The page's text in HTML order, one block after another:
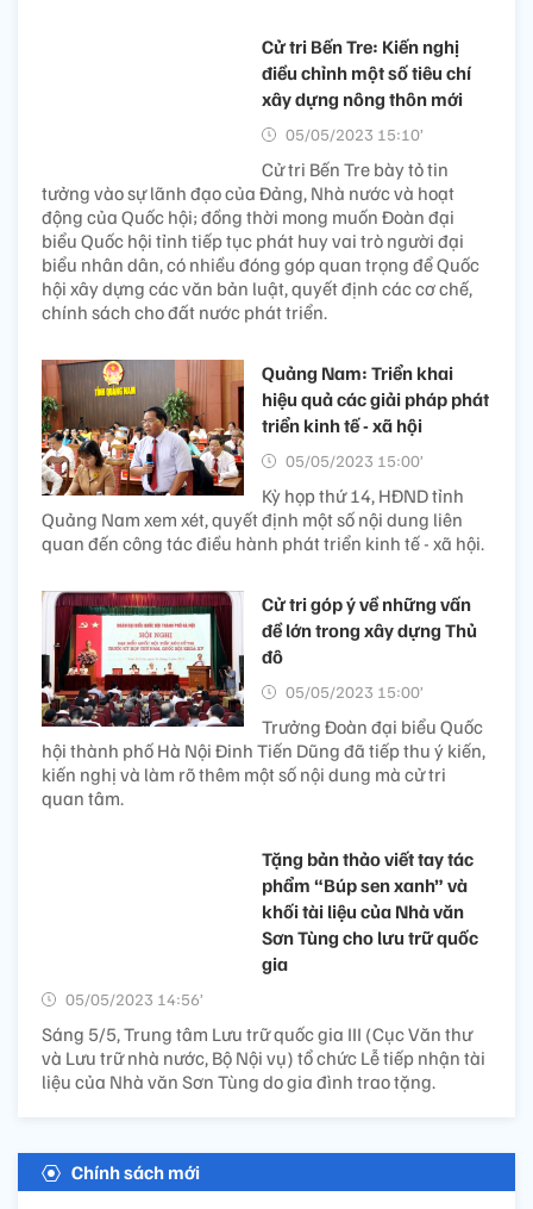
Cử tri Bến Tre: Kiến nghị
điều chỉnh một số tiêu chí
xây dựng nông thôn mới
05/05/2023 15:10’
Cử tri Bến Tre bày tỏ tin
tưởng vào sự lãnh đạo của Đảng, Nhà nước và hoạt
động của Quốc hội; đồng thời mong muốn Đoàn đại
biểu Quốc hội tỉnh tiếp tục phát huy vai trò người đại
biểu nhân dân, có nhiều đóng góp quan trọng để Quốc
hội xây dựng các văn bản luật, quyết định các cơ chế,
chính sách cho đất nước phát triển.
Quảng Nam: Triển khai
hiệu quả các giải pháp phát
triển kinh tế - xã hội
05/05/2023 15:00’
Kỳ họp thứ 14, HĐND tỉnh
Quảng Nam xem xét, quyết định một số nội dung liên
quan đến công tác điều hành phát triển kinh tế - xã hội.
Cử tri góp ý về những vấn
đề lớn trong xây dựng Thủ
đô
05/05/2023 15:00’
Trưởng Đoàn đại biểu Quốc
hội thành phố Hà Nội Đinh Tiến Dũng đã tiếp thu ý kiến,
kiến nghị và làm rõ thêm một số nội dung mà cử tri
quan tâm.
Tặng bản thảo viết tay tác
phẩm “Búp sen xanh” và
khối tài liệu của Nhà văn
Sơn Tùng cho lưu trữ quốc
gia
05/05/2023 14:56’
Sáng 5/5, Trung tâm Lưu trữ quốc gia III (Cục Văn thư
và Lưu trữ nhà nước, Bộ Nội vụ) tổ chức Lễ tiếp nhận tài
liệu của Nhà văn Sơn Tùng do gia đình trao tặng.
Chính sách mới